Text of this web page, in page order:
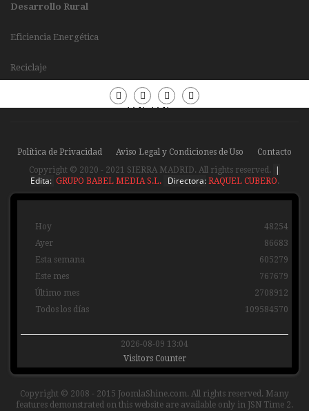
Desarrollo Rural
Eficiencia Energética
Reciclaje
Periódico
Periódico
Política de Privacidad Aviso Legal y Condiciones de Uso
Contacto
Copyright © 2020 - 2021 SIERRA MADRID. All rights reserved.
|
Edita: GRUPO BABEL MEDIA S.L. Directora:RAQUEL CUBERO.
Hoy
Ayer
Esta semana
Este mes
Último mes
Todos los días
48254
86683
605279
767679
2708912
109584570
2026-08-09 13:04
Visitors Counter
Copyright © 2008 - 2015 JoomlaShine.com. All rights reserved. Many
features demonstrated on this website are available only in JSN Time 2.